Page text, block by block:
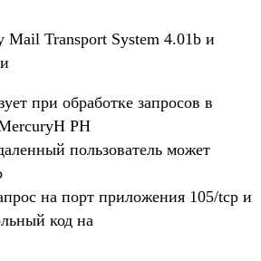
Transport System 4.01b и
при обработке запросов в
PH
пользователь может
на порт приложения 105/tcp и
код на